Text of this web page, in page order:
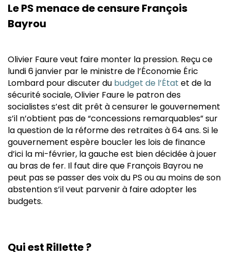
Le PS menace de censure François
Bayrou
Olivier Faure veut faire monter la pression. Reçu ce
lundi 6 janvier par le ministre de l’Économie Éric
Lombard pour discuter du budget de l’État et de la
sécurité sociale, Olivier Faure le patron des
socialistes s’est dit prêt à censurer le gouvernement
s’il n’obtient pas de “concessions remarquables” sur
la question de la réforme des retraites à 64 ans. Si le
gouvernement espère boucler les lois de finance
d’ici la mi-février, la gauche est bien décidée à jouer
au bras de fer. Il faut dire que François Bayrou ne
peut pas se passer des voix du PS ou au moins de son
abstention s’il veut parvenir à faire adopter les
budgets.
Qui est Rillette ?